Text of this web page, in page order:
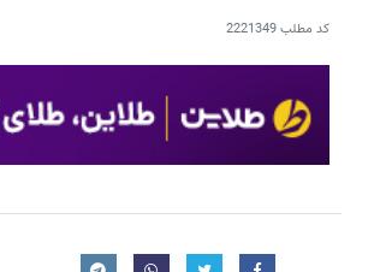
کد مطلب2221349